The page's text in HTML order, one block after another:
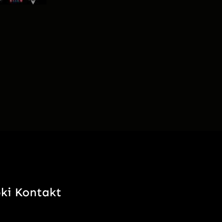
Kontakt